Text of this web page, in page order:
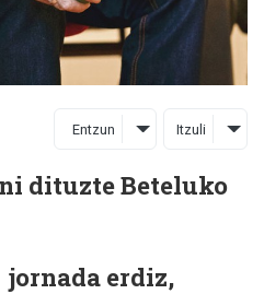
Entzun Itzuli
dituzte Beteluko
jornada erdiz,